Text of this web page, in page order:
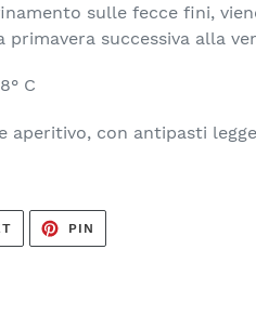
sulle fecce fini,
successiva alla
C
aperitivo, con antipasti
TWITTA
TWITTER
PIN
PINTEREST